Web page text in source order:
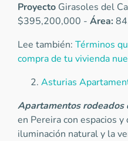
Proyecto Girasoles del
$395,200,000 - Área:
Lee también: Términos
compra de tu vivienda
Asturias
Apartamentos rodeados
en Pereira con espacios
iluminación natural y la